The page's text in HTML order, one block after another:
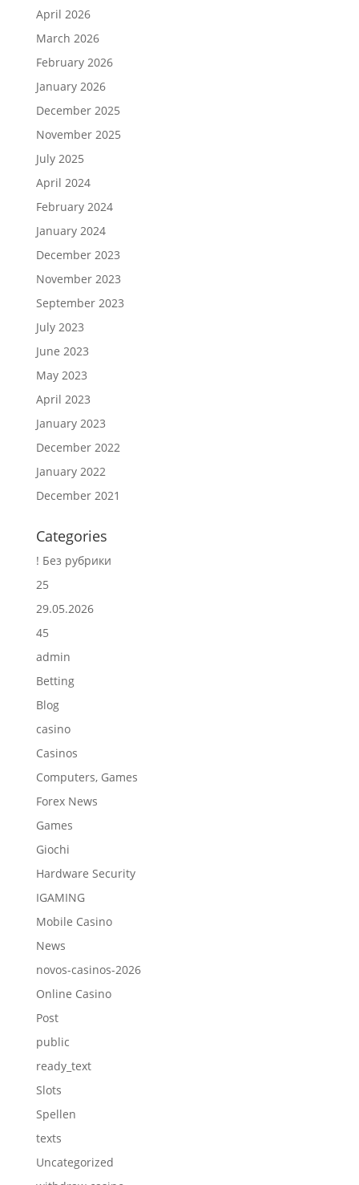
April 2026
March 2026
February 2026
January 2026
December 2025
November 2025
July 2025
April 2024
February 2024
January 2024
December 2023
November 2023
September 2023
July 2023
June 2023
May 2023
April 2023
January 2023
December 2022
January 2022
December 2021
Categories
! Без рубрики
25
29.05.2026
45
admin
Betting
Blog
casino
Casinos
Computers, Games
Forex News
Games
Giochi
Hardware Security
IGAMING
Mobile Casino
News
novos-casinos-2026
Online Casino
Post
public
ready_text
Slots
Spellen
texts
Uncategorized